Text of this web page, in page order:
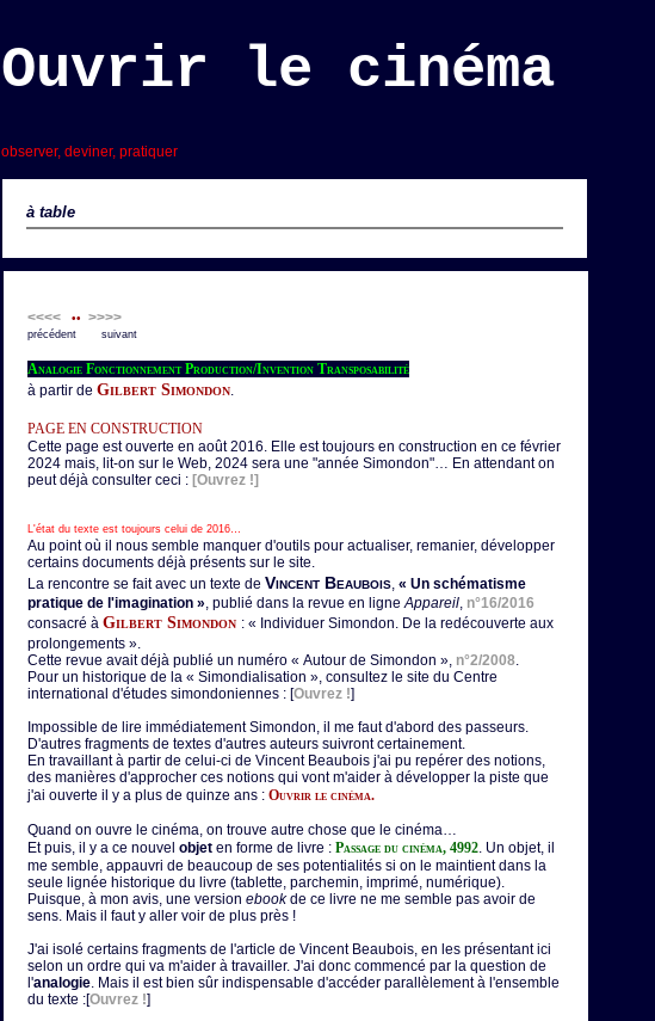
à table
observer, deviner, pratiquer
<<<< •• >>>>
précédent suivant
Analogie Fonctionnement Production/Invention Transposabilité
à partir de Gilbert Simondon.
PAGE EN CONSTRUCTION
Cette page est ouverte en août 2016. Elle est toujours en construction en ce février
2024 mais, lit-on sur le Web, 2024 sera une "année Simondon"… En attendant on
peut déjà consulter ceci : [Ouvrez !]
L'état du texte est toujours celui de 2016…
Au point où il nous semble manquer d'outils pour actualiser, remanier, développer
certains documents déjà présents sur le site.
La rencontre se fait avec un texte de Vincent Beaubois, « Un schématisme
pratique de l'imagination », publié dans la revue en ligneAppareil, n°16/2016
consacré à Gilbert Simondon : « Individuer Simondon. De la redécouverte aux
prolongements ».
Cette revue avait déjà publié un numéro « Autour de Simondon », n°2/2008.
Pour un historique de la « Simondialisation », consultez le site du Centre
international d'études simondoniennes : [Ouvrez !]
Impossible de lire immédiatement Simondon, il me faut d'abord des passeurs.
D'autres fragments de textes d'autres auteurs suivront certainement.
En travaillant à partir de celui-ci de Vincent Beaubois j'ai pu repérer des notions,
des manières d'approcher ces notions qui vont m'aider à développer la piste que
j'ai ouverte il y a plus de quinze ans : Ouvrir le cinéma.
Quand on ouvre le cinéma, on trouve autre chose que le cinéma…
Et puis, il y a ce nouvel objet en forme de livre : Passage du cinéma, 4992. Un objet, il
me semble, appauvri de beaucoup de ses potentialités si on le maintient dans la
seule lignée historique du livre (tablette, parchemin, imprimé, numérique).
Puisque, à mon avis, une version ebookde ce livre ne me semble pas avoir de
sens. Mais il faut y aller voir de plus près !
J'ai isolé certains fragments de l'article de Vincent Beaubois, en les présentant ici
selon un ordre qui va m'aider à travailler. J'ai donc commencé par la question de
l'analogie. Mais il est bien sûr indispensable d'accéder parallèlement à l'ensemble
du texte :[Ouvrez !]
Ouvrir le cinéma